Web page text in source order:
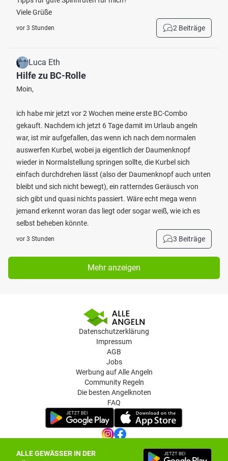
ALLE GEWÄSSER IN DER
Viele Grüße
vor 3 Stunden 2 Beiträge
Luca Eth
Hilfe zu BC-Rolle
Moin,
ich habe mir jetzt vor 2 Wochen meine erste BC-Combo
gekauft. Nachdem ich jetzt 6 Tage damit im Urlaub angeln
war, ist mir aufgefallen, das wenn ich nach dem normalen
auswerfen Kurbel, wobei ja eigentlich der Daumenknopf
wieder in Normalstellung springen sollte, die Kurbel sich
einfach durchdrehen lässt (also der Daumenknopf auch unten
bleibt und sich nicht bewegt), ein ratterndes Geräusch von
sich gibt und quasi nichts passiert. Wäre echt mega wenn
jemand erkennt woran das liegt oder sogar weiß, wie ich es
selbst beheben könnte.
vor 3 Stunden 3 Beiträge
Mehr anzeigen
Datenschutzerklärung
Impressum
AGB
Jobs
Werbung auf Alle Angeln
Community Regeln
Die besten Angelknoten
FAQ
Datenschutz-Einstellungen